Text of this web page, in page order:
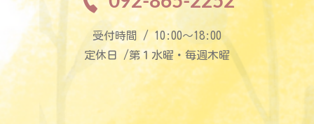
受付時間 / 10:00〜18:00
定休日 /第１水曜・毎週木曜